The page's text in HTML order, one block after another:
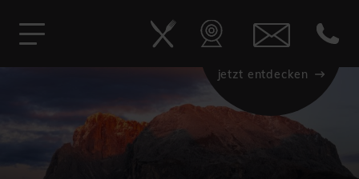
Angebot
E-Bike Genusstage
jetzt entdecken